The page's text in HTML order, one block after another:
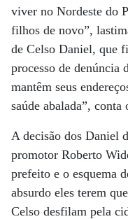
viver no Nordeste do
filhos de novo”,
de Celso Daniel, que
processo de denúncia
mantêm seus
saúde abalada”,
A decisão dos Daniel
promotor Roberto
prefeito e o esquema
absurdo eles terem
Celso desfilam pela